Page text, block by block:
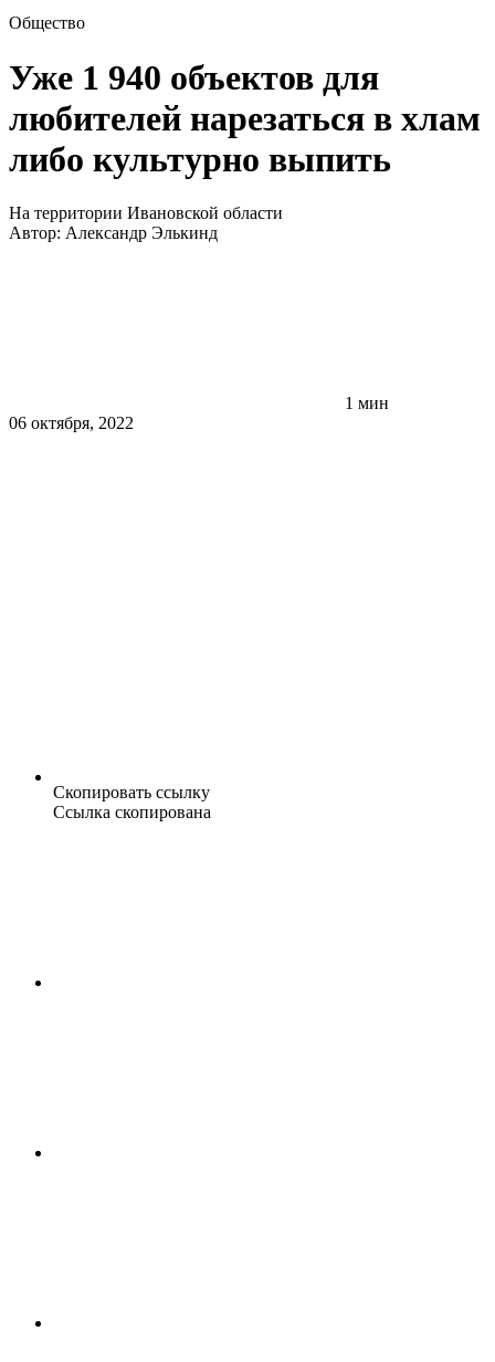
Общество
Уже 1 940 объектов для
любителей нарезаться в хлам
либо культурно выпить
На территории Ивановской области
Автор: Александр Элькинд
1 мин
06 октября, 2022
Скопировать ссылку
Ссылка скопирована